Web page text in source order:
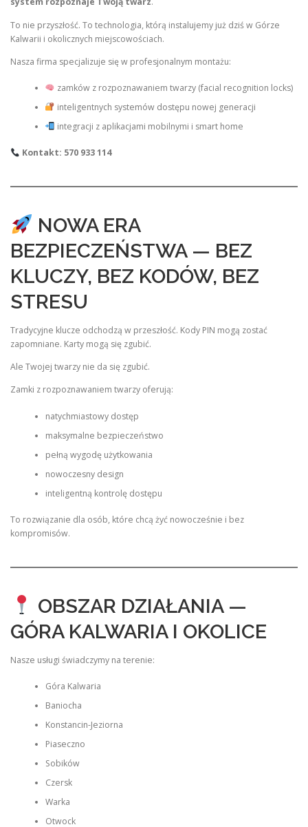
To nie przyszłość. To technologia, którą instalujemy już dziś w Górze
Kalwarii i okolicznych miejscowościach.
Nasza firma specjalizuje się w profesjonalnym montażu:
zamków z rozpoznawaniem twarzy (facial recognition locks)
inteligentnych systemów dostępu nowej generacji
integracji z aplikacjami mobilnymi i smart home
Kontakt: 570 933 114
NOWA ERA
BEZPIECZEŃSTWA — BEZ
KLUCZY, BEZ KODÓW, BEZ
STRESU
Tradycyjne klucze odchodzą w przeszłość. Kody PIN mogą zostać
zapomniane. Karty mogą się zgubić.
Ale Twojej twarzy nie da się zgubić.
Zamki z rozpoznawaniem twarzy oferują:
natychmiastowy dostęp
maksymalne bezpieczeństwo
pełną wygodę użytkowania
nowoczesny design
inteligentną kontrolę dostępu
To rozwiązanie dla osób, które chcą żyć nowocześnie i bez
kompromisów.
OBSZAR DZIAŁANIA —
GÓRA KALWARIA I OKOLICE
Nasze usługi świadczymy na terenie:
Góra Kalwaria
Baniocha
Konstancin-Jeziorna
Piaseczno
Sobików
Czersk
Warka
Otwock